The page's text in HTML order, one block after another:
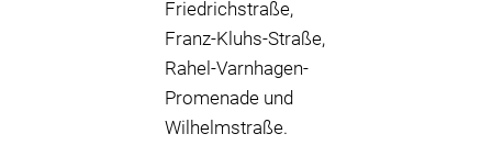
Friedrichstraße,
Franz-Kluhs-Straße,
Rahel-Varnhagen-
Promenade und
Wilhelmstraße.